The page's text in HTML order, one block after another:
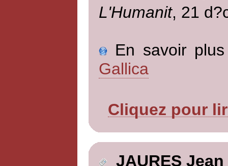
L'Humanit, 21
En savoir
Gallica
Cliquez pour
JAURES Jean